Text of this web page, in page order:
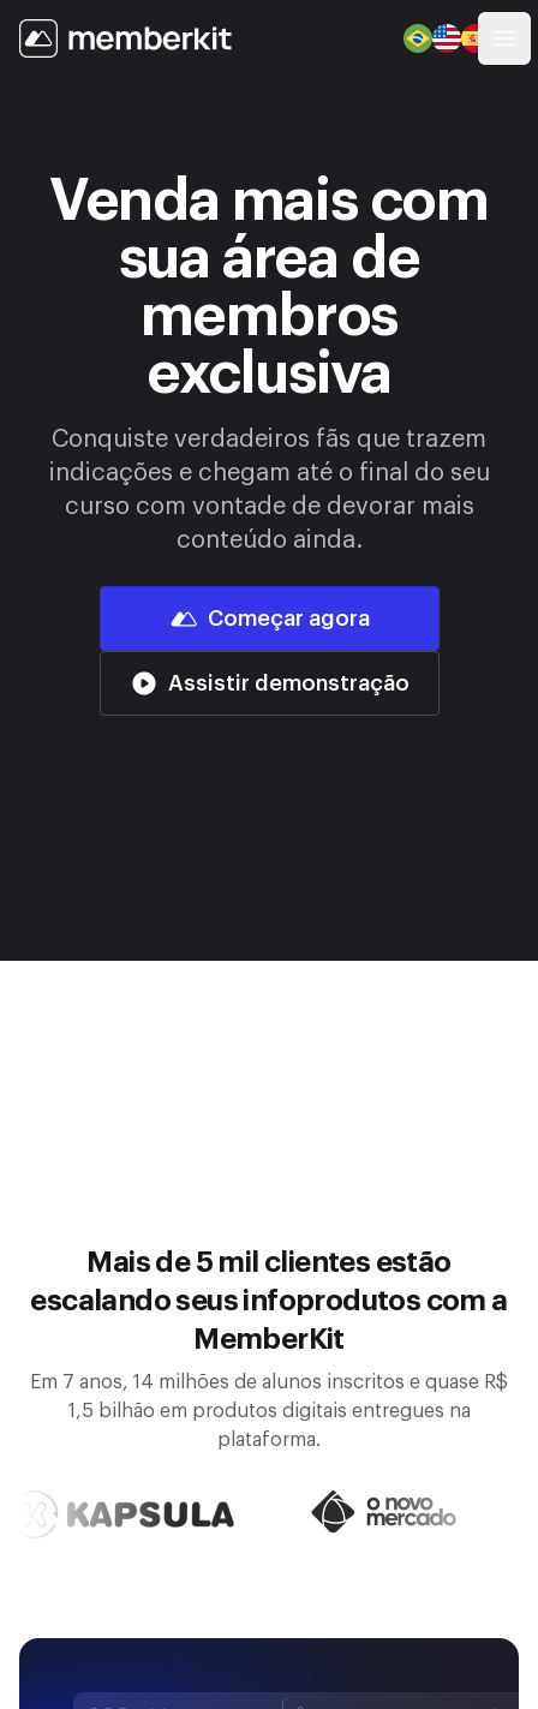
Venda mais com
sua área de
membros
exclusiva
Conquiste verdadeiros fãs que trazem
indicações e chegam até o final do seu
curso com vontade de devorar mais
conteúdo ainda.
Começar agora
Assistir demonstração
Mais de 5 mil clientes estão
escalando seus infoprodutos com a
MemberKit
Em 7 anos, 14 milhões de alunos inscritos e quase R$
1,5 bilhão em produtos digitais entregues na
plataforma.